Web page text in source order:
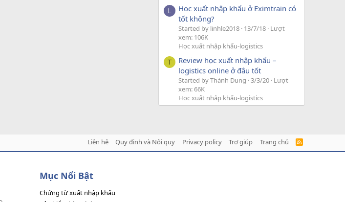
L
Học xuất nhập khẩu ở Eximtrain có
tốt không?
Started by linhle2018 13/7/18 Lượt
xem: 106K
Học xuất nhập khẩu-logistics
T
Review học xuất nhập khẩu –
logistics online ở đâu tốt
Started by Thành Dung 3/3/20 Lượt
xem: 66K
Học xuất nhập khẩu-logistics
Liên hệ Quy định và Nội quy Privacy policy Trợ giúp Trang chủ
R
Mục Nổi Bật
Chứng từ xuất nhập khẩu